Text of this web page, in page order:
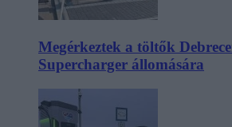
Megérkeztek a töltők
Supercharger állomására